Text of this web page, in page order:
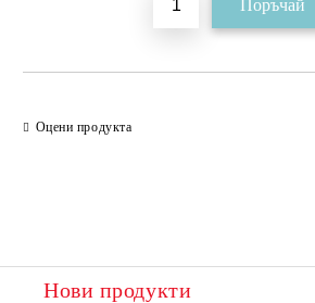
Оцени продукта
Нови продукти